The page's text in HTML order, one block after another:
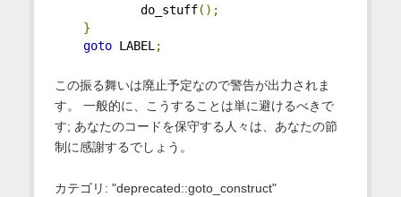
do_stuff();
}
goto LABEL ;
この振る舞いは廃止予定なので警告が出力されま
す。 一般的に、こうすることは単に避けるべきで
す; あなたのコードを保守する人々は、あなたの節
制に感謝するでしょう。
カテゴリ: "deprecated::goto_construct"